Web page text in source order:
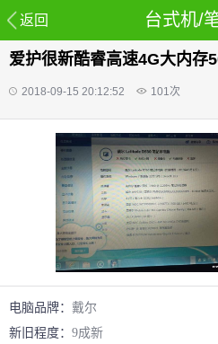
返回 台式机/
爱护很新酷睿高速4G大内存
2018-09-15 20:12:52 101次
电脑品牌： 戴尔
新旧程度： 9成新